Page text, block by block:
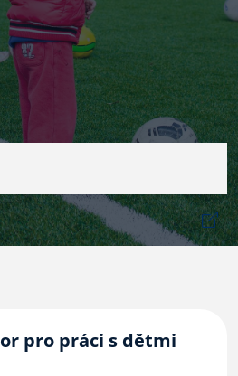
pro práci s dětmi